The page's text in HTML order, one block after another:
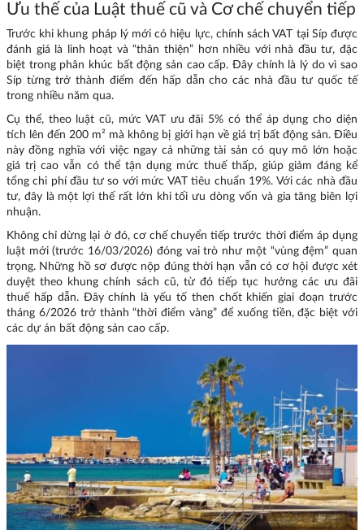
Ưu thế của Luật thuế cũ và Cơ chế chuyển tiếp
Trước khi khung pháp lý mới có hiệu lực, chính sách VAT tại Síp được
đánh giá là linh hoạt và “thân thiện” hơn nhiều với nhà đầu tư, đặc
biệt trong phân khúc bất động sản cao cấp. Đây chính là lý do vì sao
Síp từng trở thành điểm đến hấp dẫn cho các nhà đầu tư quốc tế
trong nhiều năm qua.
Cụ thể, theo luật cũ, mức VAT ưu đãi 5% có thể áp dụng cho diện
tích lên đến 200 m² mà không bị giới hạn về giá trị bất động sản. Điều
này đồng nghĩa với việc ngay cả những tài sản có quy mô lớn hoặc
giá trị cao vẫn có thể tận dụng mức thuế thấp, giúp giảm đáng kể
tổng chi phí đầu tư so với mức VAT tiêu chuẩn 19%. Với các nhà đầu
tư, đây là một lợi thế rất lớn khi tối ưu dòng vốn và gia tăng biên lợi
nhuận.
Không chỉ dừng lại ở đó, cơ chế chuyển tiếp trước thời điểm áp dụng
luật mới (trước 16/03/2026) đóng vai trò như một “vùng đệm” quan
trọng. Những hồ sơ được nộp đúng thời hạn vẫn có cơ hội được xét
duyệt theo khung chính sách cũ, từ đó tiếp tục hưởng các ưu đãi
thuế hấp dẫn. Đây chính là yếu tố then chốt khiến giai đoạn trước
tháng 6/2026 trở thành “thời điểm vàng” để xuống tiền, đặc biệt với
các dự án bất động sản cao cấp.